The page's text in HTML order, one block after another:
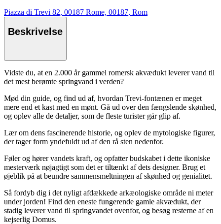
Piazza di Trevi 82, 00187 Rome, 00187, Rom
Beskrivelse
Vidste du, at en 2.000 år gammel romersk akvædukt leverer vand til
det mest berømte springvand i verden?
Mød din guide, og find ud af, hvordan Trevi-fontænen er meget
mere end et kast med en mønt. Gå ud over den fængslende skønhed,
og oplev alle de detaljer, som de fleste turister går glip af.
Lær om dens fascinerende historie, og oplev de mytologiske figurer,
der tager form yndefuldt ud af den rå sten nedenfor.
Føler og hører vandets kraft, og opfatter budskabet i dette ikoniske
mesterværk nøjagtigt som det er tiltænkt af dets designer. Brug et
øjeblik på at beundre sammensmeltningen af skønhed og genialitet.
Så fordyb dig i det nyligt afdækkede arkæologiske område ni meter
under jorden! Find den eneste fungerende gamle akvædukt, der
stadig leverer vand til springvandet ovenfor, og besøg resterne af en
kejserlig Domus.